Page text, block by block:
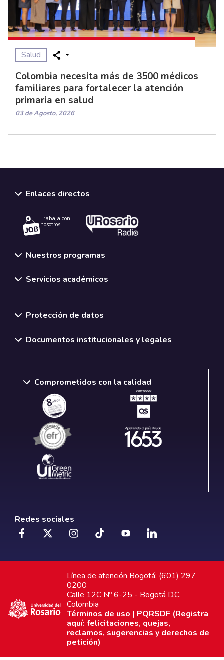
Salud
Colombia necesita más de 3500 médicos
familiares para fortalecer la atención
primaria en salud
03 de Agosto, 2026
Enlaces directos
Trabaja con
nosotros.
Nuestros programas
Servicios académicos
Protección de datos
Documentos institucionales y legales
Comprometidos con la calidad
Redes sociales
Línea de atención Bogotá: (601) 297
0200
Calle 12C Nº 6-25 - Bogotá D.C.
Colombia
Términos de uso | PQRSDF (Registra
aquí: felicitaciones, quejas,
reclamos, sugerencias y derechos de
petición)